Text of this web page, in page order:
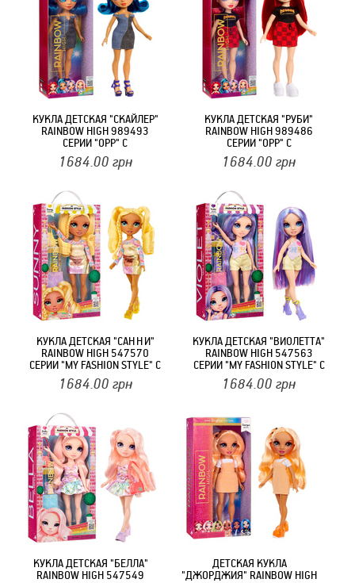
КУКЛА ДЕТСКАЯ "СКАЙЛЕР"
RAINBOW HIGH 989493
СЕРИИ "ОРР" С
АКСЕССУАРАМИ
1684.00 грн
КУКЛА ДЕТСКАЯ "РУБИ"
RAINBOW HIGH 989486
СЕРИИ "ОРР" С
АКСЕССУАРАМИ
1684.00 грн
КУКЛА ДЕТСКАЯ "САННИ"
RAINBOW HIGH 547570
СЕРИИ "MY FASHION STYLE" С
АКСЕССУАРАМИ
1684.00 грн
КУКЛА ДЕТСКАЯ "ВИОЛЕТТА"
RAINBOW HIGH 547563
СЕРИИ "MY FASHION STYLE" С
АКСЕССУАРАМИ
1684.00 грн
КУКЛА ДЕТСКАЯ "БЕЛЛА"
RAINBOW HIGH 547549
ДЕТСКАЯ КУКЛА
"ДЖОРДЖИЯ" RAINBOW HIGH